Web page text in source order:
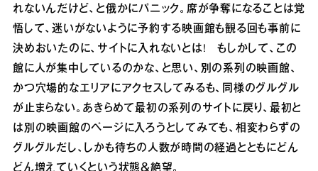
れないんだけど、と俄かにパニック。席が争奪になることは覚
悟して、迷いがないように予約する映画館も観る回も事前に
決めおいたのに、サイトに入れないとは! もしかして、この
館に人が集中しているのかな、と思い、別の系列の映画館、
かつ穴場的なエリアにアクセスしてみるも、同様のグルグル
が止まらない。あきらめて最初の系列のサイトに戻り、最初と
は別の映画館のページに入ろうとしてみても、相変わらずの
グルグルだし、しかも待ちの人数が時間の経過とともにどん
どん増えていくという状態＆絶望。